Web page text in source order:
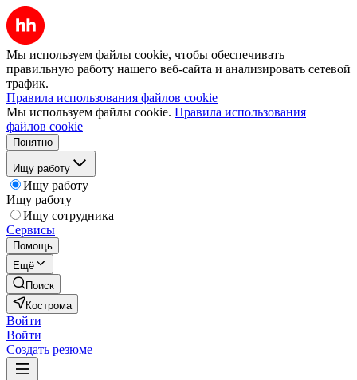
Мы используем файлы cookie, чтобы обеспечивать
правильную работу нашего веб-сайта и анализировать сетевой
трафик.
Правила использования файлов cookie
Мы используем файлы cookie. Правила использования
файлов cookie
Понятно
Ищу работу
Ищу работу
Ищу работу
Ищу сотрудника
Сервисы
Помощь
Ещё
Поиск
Кострома
Войти
Войти
Создать резюме